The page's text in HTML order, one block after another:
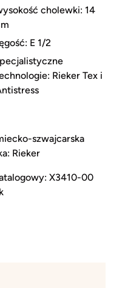
cholewki: 14
E 1/2
Rieker Tex i
szwajcarska
Rieker
X3410-00